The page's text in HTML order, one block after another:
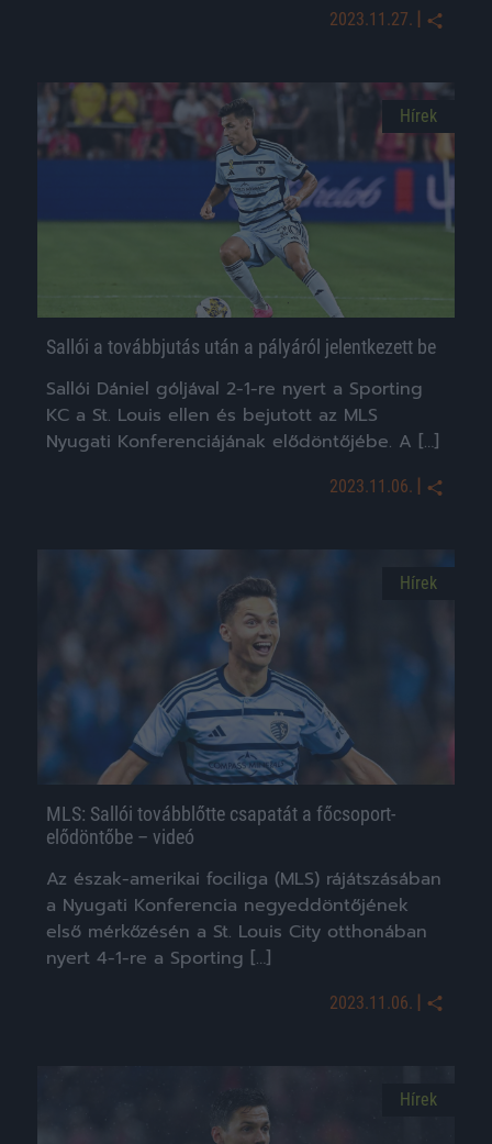
2023.11.27. |
Hírek
Sallói a továbbjutás után a pályáról jelentkezett be
Sallói Dániel góljával 2-1-re nyert a Sporting
KC a St. Louis ellen és bejutott az MLS
Nyugati Konferenciájának elődöntőjébe. A […]
2023.11.06. |
Hírek
MLS: Sallói továbblőtte csapatát a főcsoport-
elődöntőbe – videó
Az észak-amerikai fociliga (MLS) rájátszásában
a Nyugati Konferencia negyeddöntőjének
első mérkőzésén a St. Louis City otthonában
nyert 4-1-re a Sporting […]
2023.11.06. |
Hírek